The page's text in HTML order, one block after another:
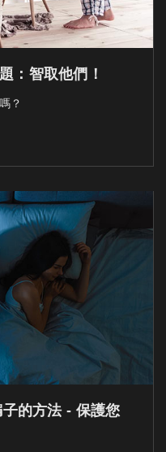
：智取他們！
？
的方法 - 保護您